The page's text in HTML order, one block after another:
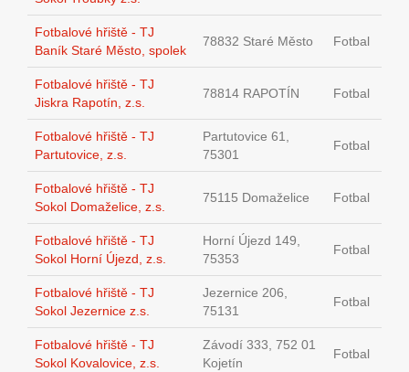
Fotbalové hřiště - TJ
Baník Staré Město, spolek
78832 Staré Město Fotbal
Fotbalové hřiště - TJ
Jiskra Rapotín, z.s.
78814 RAPOTÍN Fotbal
Fotbalové hřiště - TJ
Partutovice, z.s.
Partutovice 61,
75301
Fotbal
Fotbalové hřiště - TJ
Sokol Domaželice, z.s.
75115 Domaželice Fotbal
Fotbalové hřiště - TJ
Sokol Horní Újezd, z.s.
Horní Újezd 149,
75353
Fotbal
Fotbalové hřiště - TJ
Sokol Jezernice z.s.
Jezernice 206,
75131
Fotbal
Fotbalové hřiště - TJ
Sokol Kovalovice, z.s.
Závodí 333, 752 01
Kojetín
Fotbal